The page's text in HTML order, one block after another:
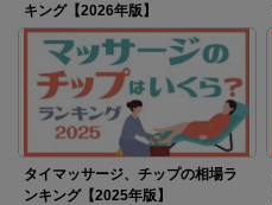
キング【2026年版】
タイマッサージ、チップの相場ラ
ンキング【2025年版】